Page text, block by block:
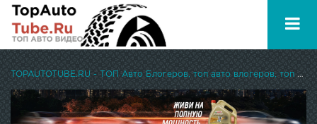
TOPAUTOTUBE.RU - ТОП Авто Блогеров, топ авто влогеров, топ авто ютуберов